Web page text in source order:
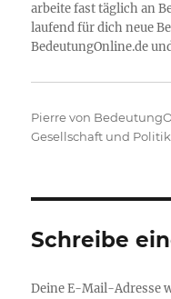
arbeite fast täglich an
laufend für dich neue
BedeutungOnline.de
Autor
Pierre von
Gesellschaft und Politik
Schreibe
Deine E-Mail-Adresse